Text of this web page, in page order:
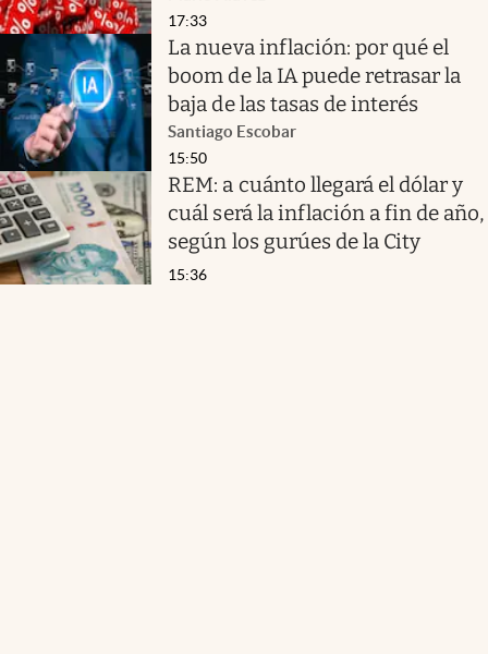
17:33
La nueva inflación: por qué el
boom de la IA puede retrasar la
baja de las tasas de interés
Santiago Escobar
15:50
REM: a cuánto llegará el dólar y
cuál será la inflación a fin de año,
según los gurúes de la City
15:36